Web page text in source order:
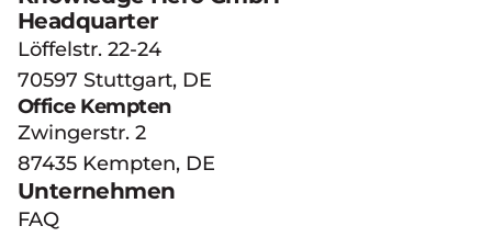
Headquarter
Löffelstr. 22-24
70597 Stuttgart, DE
Office Kempten
Zwingerstr. 2
87435 Kempten, DE
Unternehmen
FAQ